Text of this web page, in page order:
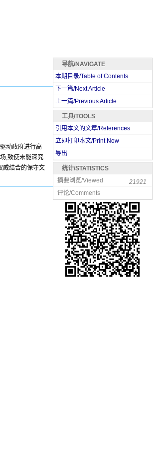
动政府进行高
,致使未能深究
威结合的保守文
导航/NAVIGATE
本期目录/Table of Contents
下一篇/Next Article
上一篇/Previous Article
工具/TOOLS
引用本文的文章/References
立即打印本文/Print Now
导出
统计/STATISTICS
摘要浏览/Viewed
21921
评论/Comments